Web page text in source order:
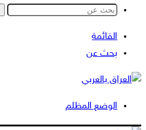
القائمة
بحث عن
الوضع المظلم